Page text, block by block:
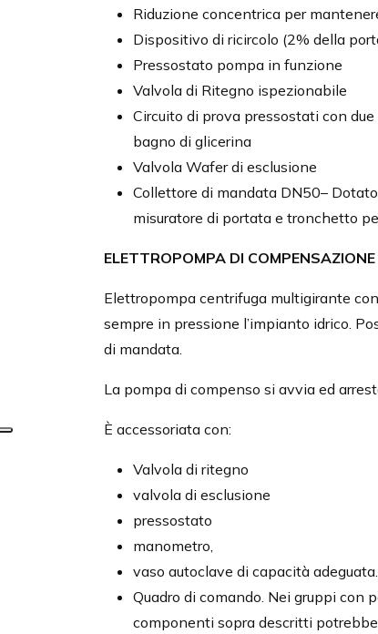
Riduzione concentrica per
Dispositivo di ricircolo (2% della
Pressostato pompa in funzione
Valvola di Ritegno ispezionabile
Circuito di prova pressostati con
bagno di glicerina
Valvola Wafer di esclusione
Collettore di mandata DN50–
misuratore di portata e tronchetto
ELETTROPOMPA DI COMPENSAZIONE
Elettropompa centrifuga multigirante
sempre in pressione l’impianto idrico.
di mandata.
La pompa di compenso si avvia ed
È accessoriata con:
Valvola di ritegno
valvola di esclusione
pressostato
manometro,
vaso autoclave di capacità adeguata.
Quadro di comando. Nei gruppi con
componenti sopra descritti